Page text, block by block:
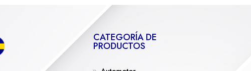
CATEGORÍA DE
PRODUCTOS